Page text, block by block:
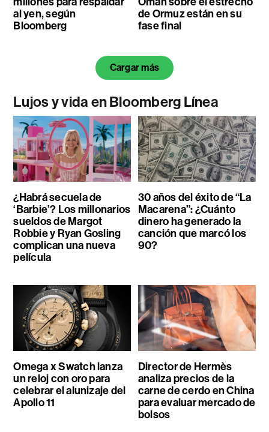
al yen, según
Bloomberg
de Ormuz están en su
fase final
Cargar más
Lujos y vida en Bloomberg Línea
¿Habrá secuela de
‘Barbie’? Los millonarios
sueldos de Margot
Robbie y Ryan Gosling
complican una nueva
película
30 años del éxito de “La
Macarena”: ¿Cuánto
dinero ha generado la
canción que marcó los
90?
Omega x Swatch lanza
un reloj con oro para
celebrar el alunizaje del
Apollo 11
Director de Hermès
analiza precios de la
carne de cerdo en China
para evaluar mercado de
bolsos